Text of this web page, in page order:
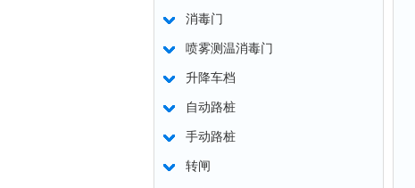
消毒门
喷雾测温消毒门
升降车档
自动路桩
手动路桩
转闸